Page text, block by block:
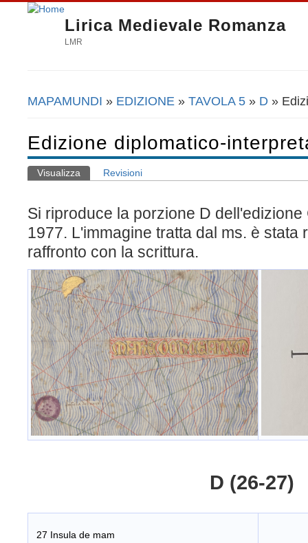
Lirica Medievale Romanza
LMR
Tu sei qui
MAPAMUNDI » EDIZIONE » TAVOLA 5 » D »
Edizione diplomatico-
Schede primarie
Visualizza (scheda attiva)
Revisioni
Si riproduce la porzione D dell'edizione
1977. L'immagine tratta dal ms. è stata
raffronto con la scrittura.
D (26-27)
27 Insula de mam